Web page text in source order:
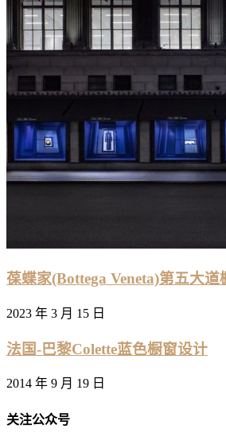
葆蝶家(Bottega Veneta)第五大道
2023 年 3 月 15 日
法国-巴黎Colette蓝色橱窗设计
2014 年 9 月 19 日
关注公众号